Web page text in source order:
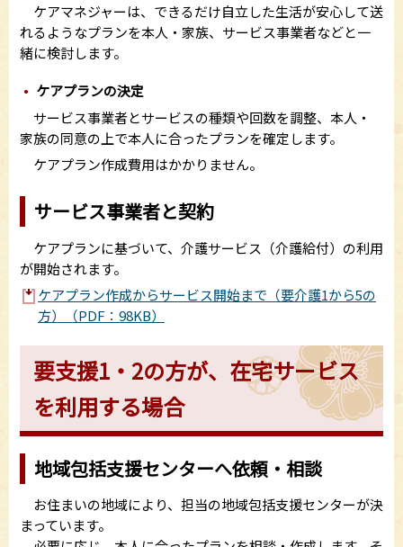
ケアマネジャーは、できるだけ自立した生活が安心して送
れるようなプランを本人・家族、サービス事業者などと一
緒に検討します。
ケアプランの決定
サービス事業者とサービスの種類や回数を調整、本人・
家族の同意の上で本人に合ったプランを確定します。
ケアプラン作成費用はかかりません。
サービス事業者と契約
ケアプランに基づいて、介護サービス（介護給付）の利用
が開始されます。
ケアプラン作成からサービス開始まで（要介護1から5の
方）（PDF：98KB）
要支援1・2の方が、在宅サービス
を利用する場合
地域包括支援センターへ依頼・相談
お住まいの地域により、担当の地域包括支援センターが決
まっています。